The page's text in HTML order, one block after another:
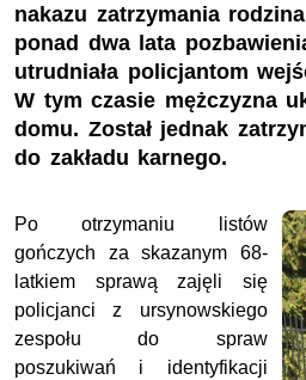
nakazu zatrzymania
ponad dwa lata
utrudniała policjantom
W tym czasie mężczyzna
domu. Został jednak
do zakładu karnego.
Po otrzymaniu listów
gończych za skazanym 68-
latkiem sprawą zajęli się
policjanci z ursynowskiego
zespołu do spraw
poszukiwań i identyfikacji